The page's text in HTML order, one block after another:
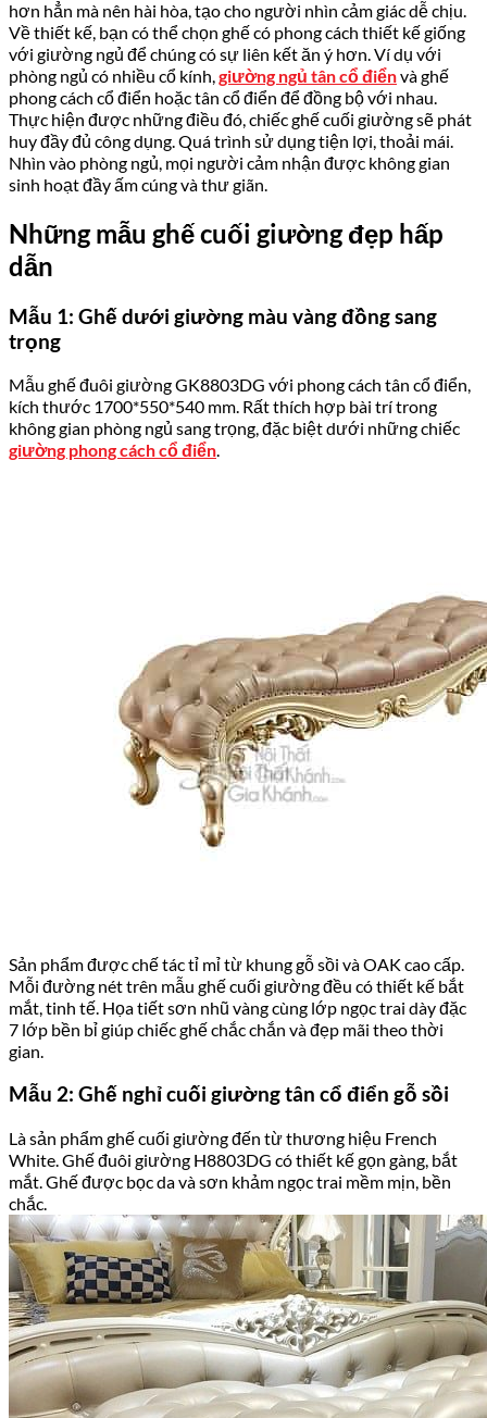
hơn hẳn mà nên hài hòa, tạo cho người nhìn cảm giác dễ chịu.
Về thiết kế, bạn có thể chọn ghế có phong cách thiết kế giống
với giường ngủ để chúng có sự liên kết ăn ý hơn. Ví dụ với
phòng ngủ có nhiều cổ kính, giường ngủ tân cổ điểnvà ghế
phong cách cổ điển hoặc tân cổ điển để đồng bộ với nhau.
Thực hiện được những điều đó, chiếc ghế cuối giường sẽ phát
huy đầy đủ công dụng. Quá trình sử dụng tiện lợi, thoải mái.
Nhìn vào phòng ngủ, mọi người cảm nhận được không gian
sinh hoạt đầy ấm cúng và thư giãn.
Những mẫu ghế cuối giường đẹp hấp
dẫn
Mẫu 1: Ghế dưới giường màu vàng đồng sang
trọng
Mẫu ghế đuôi giường GK8803DG với phong cách tân cổ điển,
kích thước 1700*550*540 mm. Rất thích hợp bài trí trong
không gian phòng ngủ sang trọng, đặc biệt dưới những chiếc
giường phong cách cổ điển.
Sản phẩm được chế tác tỉ mỉ từ khung gỗ sồi và OAK cao cấp.
Mỗi đường nét trên mẫu ghế cuối giường đều có thiết kế bắt
mắt, tinh tế. Họa tiết sơn nhũ vàng cùng lớp ngọc trai dày đặc
7 lớp bền bỉ giúp chiếc ghế chắc chắn và đẹp mãi theo thời
gian.
Mẫu 2: Ghế nghỉ cuối giường tân cổ điển gỗ sồi
Là sản phẩm ghế cuối giường đến từ thương hiệu French
White. Ghế đuôi giường H8803DG có thiết kế gọn gàng, bắt
mắt. Ghế được bọc da và sơn khảm ngọc trai mềm mịn, bền
chắc.